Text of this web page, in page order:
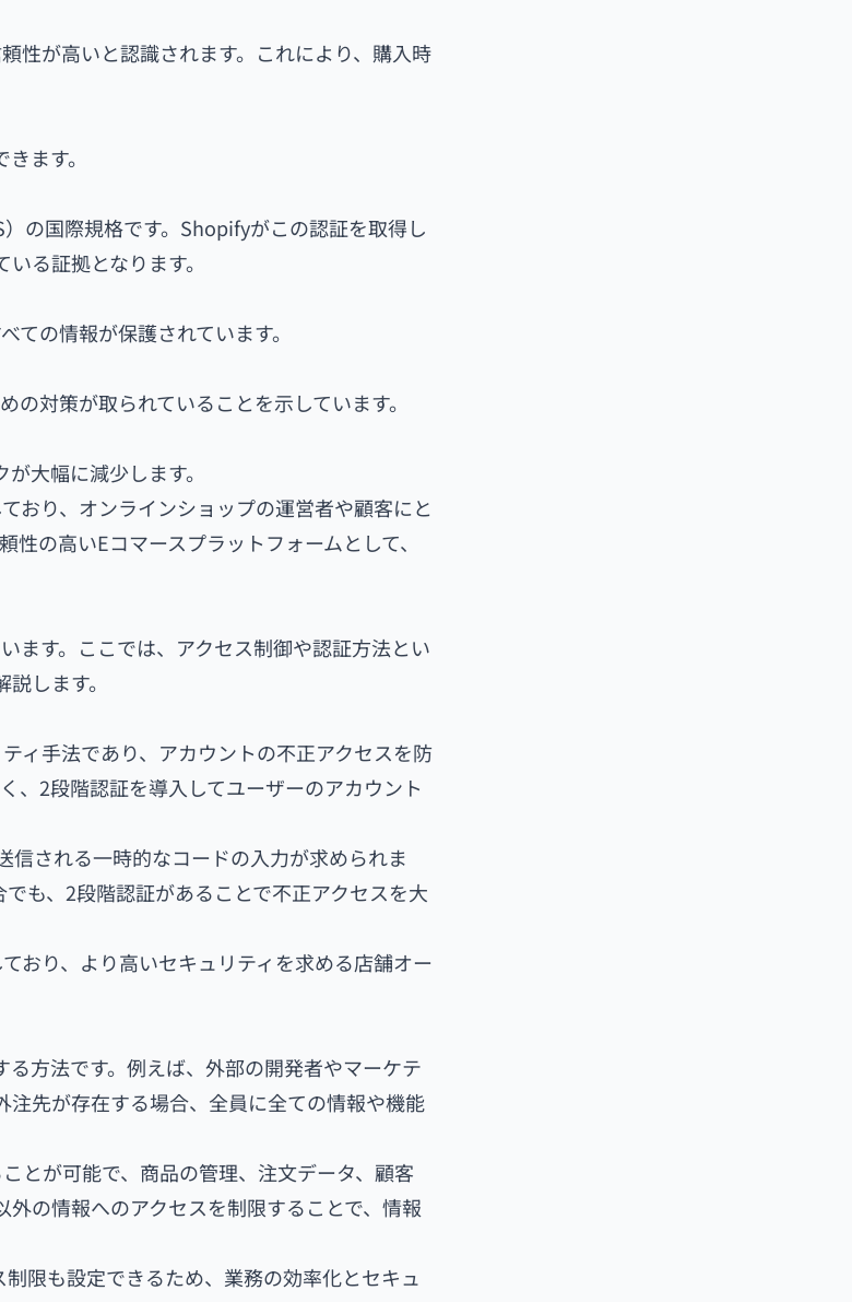
性が高いと認識されます。これにより、購入時
ます。
の国際規格です。Shopifyがこの認証を取得し
る証拠となります。
の情報が保護されています。
対策が取られていることを示しています。
大幅に減少します。
おり、オンラインショップの運営者や顧客にと
の高いEコマースプラットフォームとして、
ます。ここでは、アクセス制御や認証方法とい
します。
ィ手法であり、アカウントの不正アクセスを防
、2段階認証を導入してユーザーのアカウント
される一時的なコードの入力が求められま
も、2段階認証があることで不正アクセスを大
おり、より高いセキュリティを求める店舗オー
方法です。例えば、外部の開発者やマーケテ
先が存在する場合、全員に全ての情報や機能
とが可能で、商品の管理、注文データ、顧客
の情報へのアクセスを制限することで、情報
限も設定できるため、業務の効率化とセキュ